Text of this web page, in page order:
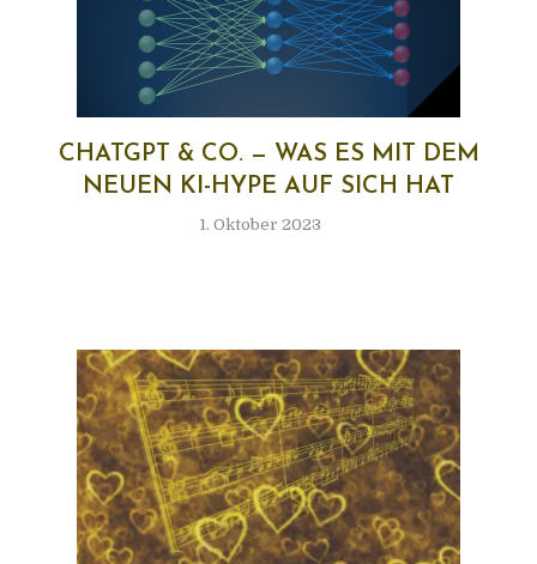
CHATGPT & CO. — WAS ES MIT DEM
NEU­EN KI-HYPE AUF SICH HAT
1. Oktober 2023